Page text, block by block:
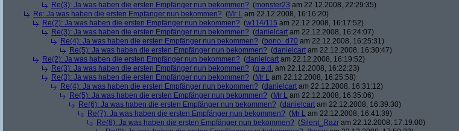
Re(3): Ja was haben die ersten Empfänger nun bekommen? (monster23 am 22.12.2008, 22:29:35)
Re: Ja was haben die ersten Empfänger nun bekommen? (Mr L am 22.12.2008, 16:16:20)
Re(2): Ja was haben die ersten Empfänger nun bekommen? (w114/115 am 22.12.2008, 16:17:52)
Re(3): Ja was haben die ersten Empfänger nun bekommen? (danielcart am 22.12.2008, 16:24:07)
Re(4): Ja was haben die ersten Empfänger nun bekommen? (bono_d70 am 22.12.2008, 16:25:31)
Re(5): Ja was haben die ersten Empfänger nun bekommen? (danielcart am 22.12.2008, 16:30:47)
Re(2): Ja was haben die ersten Empfänger nun bekommen? (danielcart am 22.12.2008, 16:19:52)
Re(3): Ja was haben die ersten Empfänger nun bekommen? (q.e.d. am 22.12.2008, 16:22:23)
Re(3): Ja was haben die ersten Empfänger nun bekommen? (Mr L am 22.12.2008, 16:25:58)
Re(4): Ja was haben die ersten Empfänger nun bekommen? (danielcart am 22.12.2008, 16:31:12)
Re(5): Ja was haben die ersten Empfänger nun bekommen? (Mr L am 22.12.2008, 16:35:06)
Re(6): Ja was haben die ersten Empfänger nun bekommen? (danielcart am 22.12.2008, 16:39:30)
Re(7): Ja was haben die ersten Empfänger nun bekommen? (Mr L am 22.12.2008, 16:41:39)
Re(8): Ja was haben die ersten Empfänger nun bekommen? (Silent_Razr am 22.12.2008, 17:19:00)